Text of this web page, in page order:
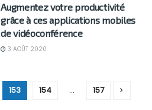
Augmentez votre productivité
grâce à ces applications mobiles
de vidéoconférence
3 AOÛT 2020
153 154 … 157